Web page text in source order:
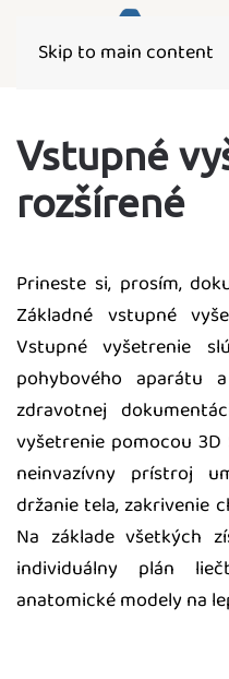
Skip to main content
Vstupné
rozšírené
Prineste si, prosím,
Základné vstupné
Vstupné vyšetrenie
pohybového aparátu
zdravotnej
vyšetrenie pomocou 3D
neinvazívny prístroj
držanie tela, zakrivenie
Na základe všetkých
individuálny plán
anatomické modely na